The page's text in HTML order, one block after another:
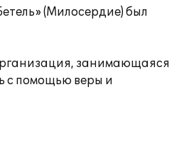
(Милосердие) был
занимающаяся
с помощью веры и